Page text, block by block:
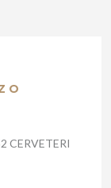
CERVETERI